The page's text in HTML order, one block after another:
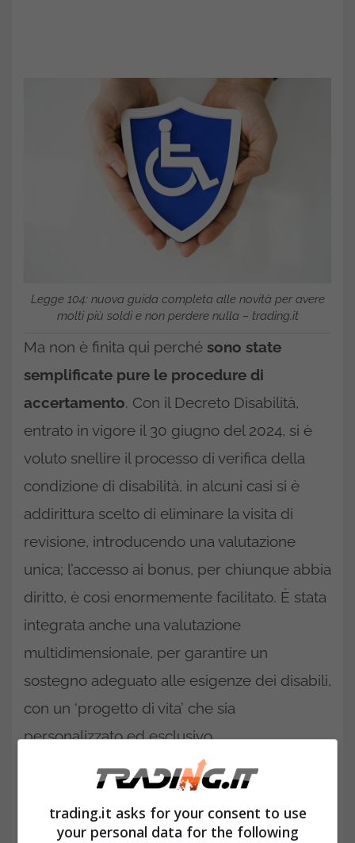
Legge 104: nuova guida completa alle novità per avere
molti più soldi e non perdere nulla – trading.it
Ma non è finita qui perché sono state
semplificate pure le procedure di
accertamento. Con il Decreto Disabilità,
entrato in vigore il 30 giugno del 2024, si è
voluto snellire il processo di verifica della
condizione di disabilità, in alcuni casi si è
addirittura scelto di eliminare la visita di
revisione, introducendo una valutazione
unica; l’accesso ai bonus, per chiunque abbia
diritto, è così enormemente facilitato. È stata
integrata anche una valutazione
multidimensionale, per garantire un
sostegno adeguato alle esigenze dei disabili,
con un ‘progetto di vita’ che sia
personalizzato ed esclusivo.
Sentenze recenti e Legge 104:
disabili
trading.it asks for your consent to use
your personal data for the following